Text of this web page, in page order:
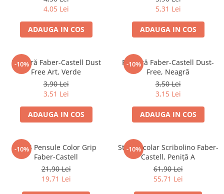
4,05 Lei
ADAUGA IN COS
5,31 Lei
ADAUGA IN COS
-10%
Radieră Faber-Castell Dust
Free Art, Verde
3,90 Lei
3,51 Lei
ADAUGA IN COS
-10%
Radieră Faber-Castell Dust-
Free, Neagră
3,50 Lei
3,15 Lei
ADAUGA IN COS
-10%
Set 4 Pensule Color Grip
Faber-Castell
21,90 Lei
19,71 Lei
-10%
Stilou Școlar Scribolino Faber-
Castell, Peniță A
61,90 Lei
55,71 Lei